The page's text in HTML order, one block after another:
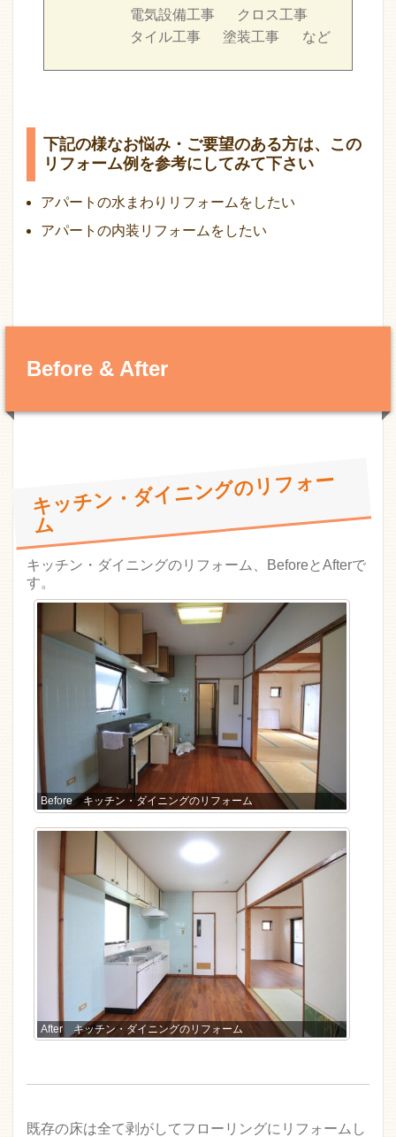
電気設備工事
クロス工事
タイル工事
塗装工事 など
下記の様なお悩み・ご要望のある方は、この
リフォーム例を参考にしてみて下さい
アパートの水まわりリフォームをしたい
アパートの内装リフォームをしたい
Before & After
キ
ッ
チ
ン・
ダ
イ
ニ
ン
グ
の
リ
フ
ォー
ム
キッチン・ダイニングのリフォーム、BeforeとAfterで
す。
Before キッチン・ダイニングのリフォーム
After キッチン・ダイニングのリフォーム
既存の床は全て剥がしてフローリングにリフォームし